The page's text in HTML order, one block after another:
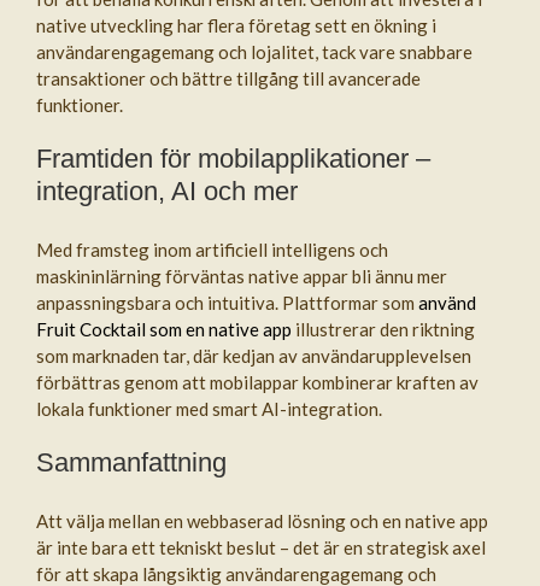
native utveckling har flera företag sett en ökning i
användarengagemang och lojalitet, tack vare snabbare
transaktioner och bättre tillgång till avancerade
funktioner.
Framtiden för mobilapplikationer –
integration, AI och mer
Med framsteg inom artificiell intelligens och
maskininlärning förväntas native appar bli ännu mer
anpassningsbara och intuitiva. Plattformar som använd
Fruit Cocktail som en native app illustrerar den riktning
som marknaden tar, där kedjan av användarupplevelsen
förbättras genom att mobilappar kombinerar kraften av
lokala funktioner med smart AI-integration.
Sammanfattning
Att välja mellan en webbaserad lösning och en native app
är inte bara ett tekniskt beslut – det är en strategisk axel
för att skapa långsiktig användarengagemang och